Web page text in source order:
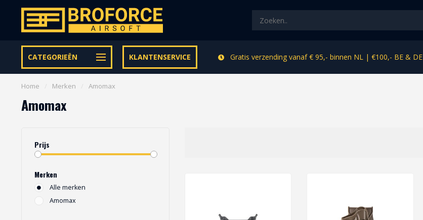
CATEGORIEËN KLANTENSERVICE
Let op onze speciale Facebook/Instagram aanbiedingen Gratis verzending vanaf € 95,- binnen NL | €100,- BE & DE
Home Merken Amomax
Amomax
Prijs
Merken
Alle merken
Amomax